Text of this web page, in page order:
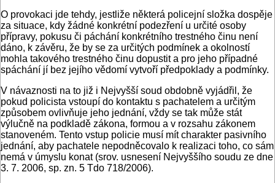
O provokaci jde tehdy, jestliže některá policejní složka dospěje
za situace, kdy žádné konkrétní podezření u určité osoby
přípravy, pokusu či páchání konkrétního trestného činu není
dáno, k závěru, že by se za určitých podmínek a okolností
mohla takového trestného činu dopustit a pro jeho případné
spáchání jí bez jejího vědomí vytvoří předpoklady a podmínky.
V návaznosti na to již i Nejvyšší soud obdobně vyjádřil, že
pokud policista vstoupí do kontaktu s pachatelem a určitým
způsobem ovlivňuje jeho jednání, vždy se tak může stát
výlučně na podkladě zákona, formou a v rozsahu zákonem
stanoveném. Tento vstup policie musí mít charakter pasivního
jednání, aby pachatele nepodněcovalo k realizaci toho, co sám
nemá v úmyslu konat (srov. usnesení Nejvyššího soudu ze dne
3. 7. 2006, sp. zn. 5 Tdo 718/2006).